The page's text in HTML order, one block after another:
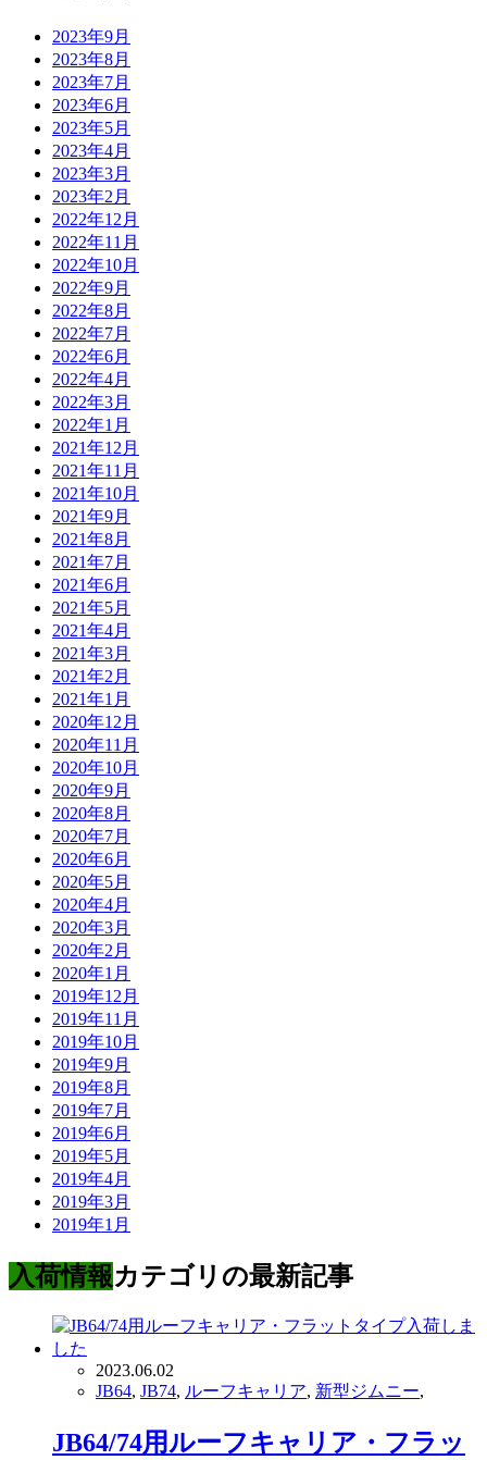
2023年9月
2023年8月
2023年7月
2023年6月
2023年5月
2023年4月
2023年3月
2023年2月
2022年12月
2022年11月
2022年10月
2022年9月
2022年8月
2022年7月
2022年6月
2022年4月
2022年3月
2022年1月
2021年12月
2021年11月
2021年10月
2021年9月
2021年8月
2021年7月
2021年6月
2021年5月
2021年4月
2021年3月
2021年2月
2021年1月
2020年12月
2020年11月
2020年10月
2020年9月
2020年8月
2020年7月
2020年6月
2020年5月
2020年4月
2020年3月
2020年2月
2020年1月
2019年12月
2019年11月
2019年10月
2019年9月
2019年8月
2019年7月
2019年6月
2019年5月
2019年4月
2019年3月
2019年1月
入荷情報カテゴリの最新記事
2023.06.02
JB64, JB74, ルーフキャリア, 新型ジムニー,
JB64/74用ルーフキャリア・フラッ